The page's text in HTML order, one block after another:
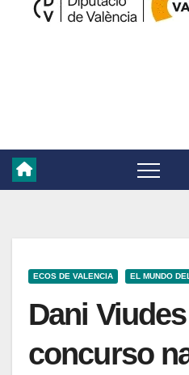
ECOS DE VALENCIA EL MUNDO
Dani
concurso